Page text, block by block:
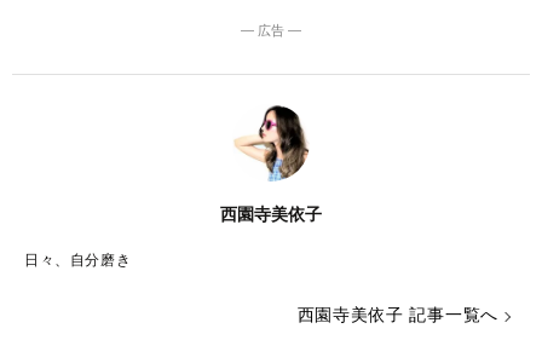
― 広告 ―
西園寺美依子
日々、自分磨き
西園寺美依子 記事一覧へ